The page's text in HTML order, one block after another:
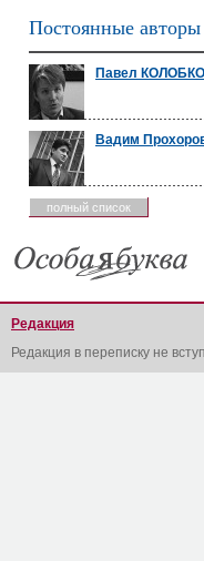
Постоянные авторы
Павел
Вадим
полный список
Редакция
Редакция в переписку не